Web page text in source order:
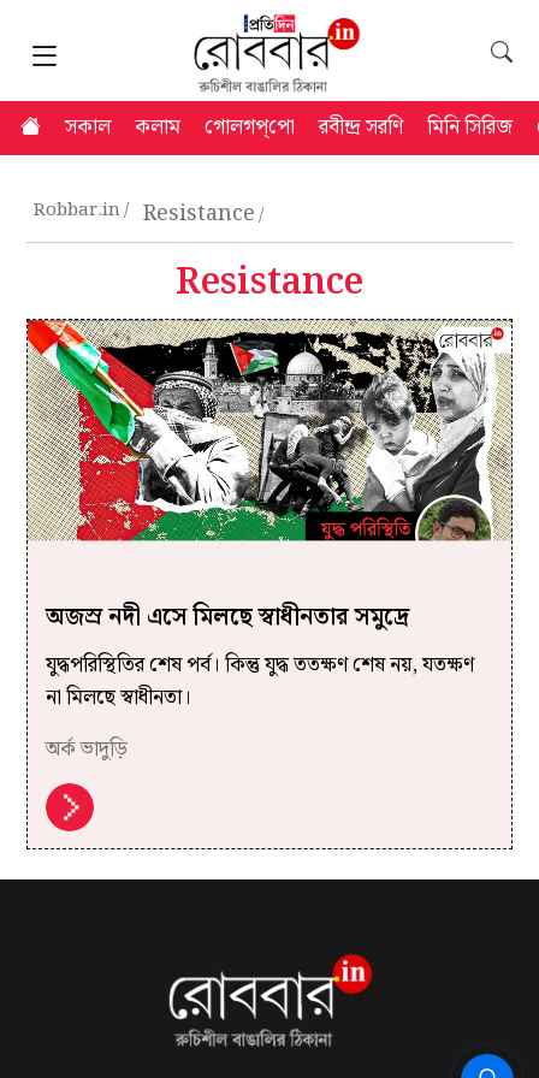
সকাল কলাম গোলগপ্‌পো রবীন্দ্র সরণি মিনি সিরিজ
Robbar.in Resistance
Resistance
অজস্র নদী এসে মিলছে স্বাধীনতার সমুদ্রে
যুদ্ধপরিস্থিতির শেষ পর্ব। কিন্তু যুদ্ধ ততক্ষণ শেষ নয়, যতক্ষণ
না মিলছে স্বাধীনতা।
অর্ক ভাদুড়ি